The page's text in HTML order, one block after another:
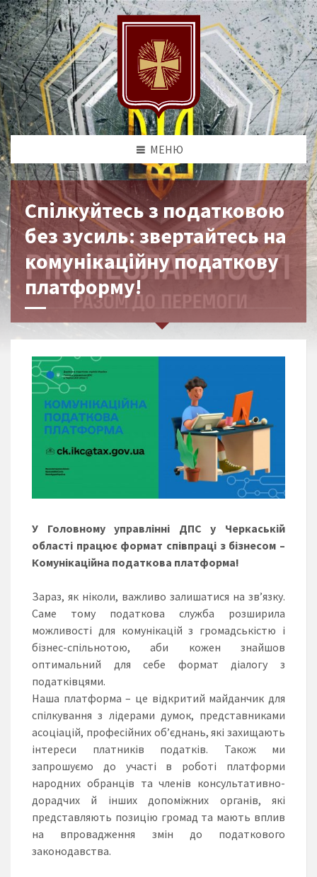
МЕНЮ
Спілкуйтесь з податковою
без зусиль: звертайтесь на
комунікаційну податкову
платформу!
У Головному управлінні ДПС у Черкаській
області працює формат співпраці з бізнесом –
Комунікаційна податкова платформа!
Зараз, як ніколи, важливо залишатися на зв’язку.
Саме тому податкова служба розширила
можливості для комунікацій з громадськістю і
бізнес-спільнотою, аби кожен знайшов
оптимальний для себе формат діалогу з
податківцями.
Наша платформа – це відкритий майданчик для
спілкування з лідерами думок, представниками
асоціацій, професійних об’єднань, які захищають
інтереси платників податків. Також ми
запрошуємо до участі в роботі платформи
народних обранців та членів консультативно-
дорадчих й інших допоміжних органів, які
представляють позицію громад та мають вплив
на впровадження змін до податкового
законодавства.